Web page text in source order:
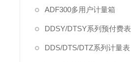
ADF300多用户计量箱
DDSY/DTSY系列预付费表
DDS/DTS/DTZ系列计量表